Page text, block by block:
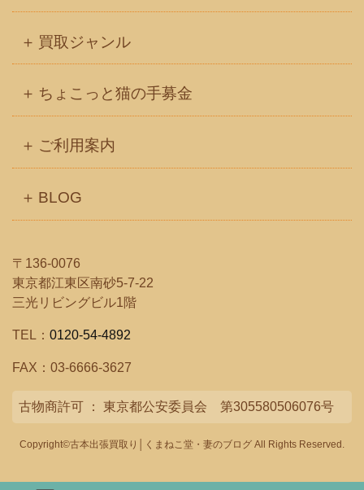
買取ジャンル
ちょこっと猫の手募金
ご利用案内
BLOG
〒136-0076
東京都江東区南砂5-7-22
三光リビングビル1階
TEL： 0120-54-4892
FAX：03-6666-3627
古物商許可 ： 東京都公安委員会 第305580506076号
Copyright©古本出張買取り│くまねこ堂・妻のブログ All Rights Reserved.